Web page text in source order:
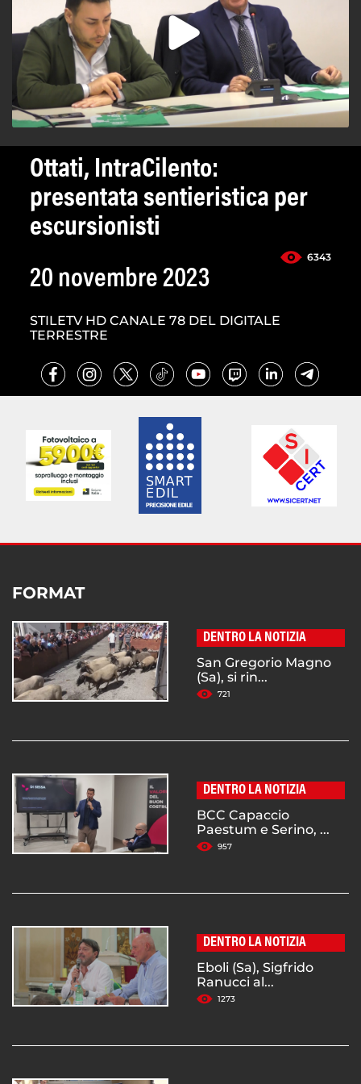
Ottati, IntraCilento:
presentata sentieristica per
escursionisti
6343
20 novembre 2023
STILETV HD CANALE 78 DEL DIGITALE
TERRESTRE
FORMAT
DENTRO LA NOTIZIA
San Gregorio Magno
(Sa), si rin...
721
DENTRO LA NOTIZIA
BCC Capaccio
Paestum e Serino, ...
957
DENTRO LA NOTIZIA
Eboli (Sa), Sigfrido
Ranucci al...
1273